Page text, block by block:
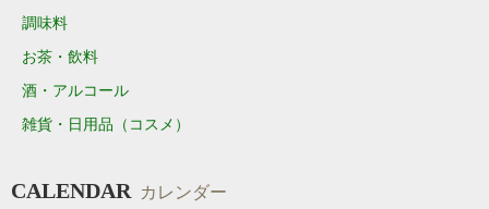
調味料
お茶・飲料
酒・アルコール
雑貨・日用品（コスメ）
CALENDAR カレンダー